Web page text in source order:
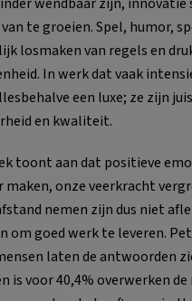
wendbaar zijn,
te groeien. Spel, humor,
losmaken van regels en
In werk dat vaak
een luxe; ze zijn
en kwaliteit.
toont aan dat positieve
maken, onze veerkracht
nemen zijn dus niet
om goed werk te leveren.
laten de antwoorden
is voor 40,4% overwerken